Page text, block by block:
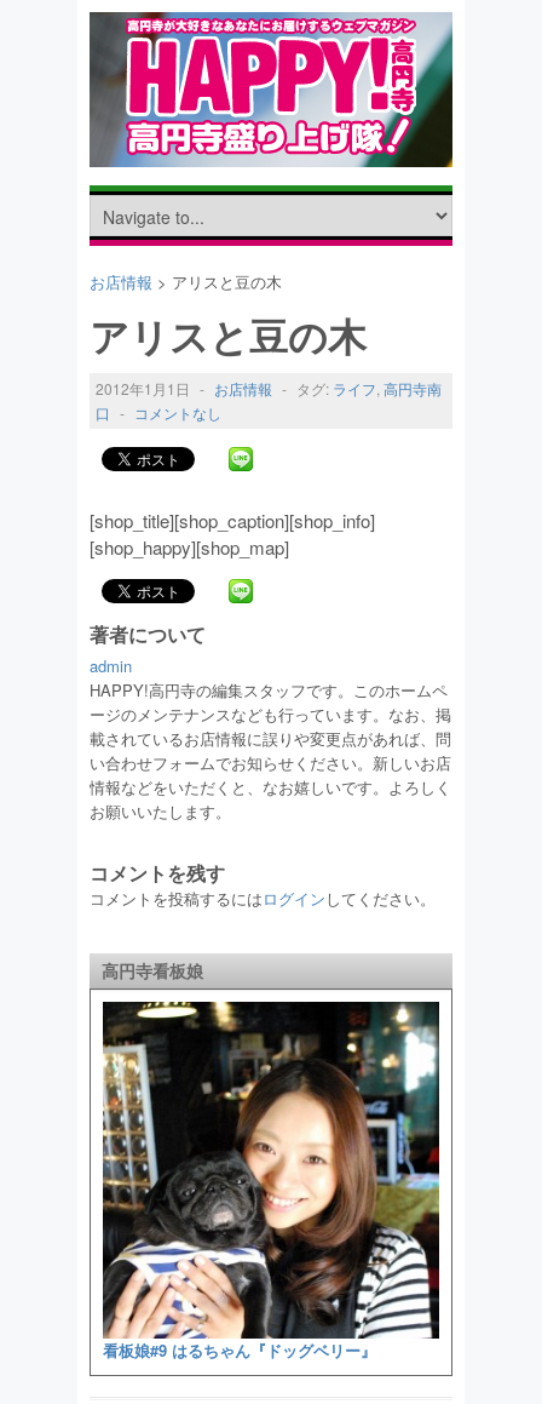
お店情報 > アリスと豆の木
アリスと豆の木
2012年1月1日 - お店情報 - タグ: ライフ, 高円寺南
口 - コメントなし
[shop_title][shop_caption][shop_info]
[shop_happy][shop_map]
著者について
admin
HAPPY!高円寺の編集スタッフです。このホームペ
ージのメンテナンスなども行っています。なお、掲
載されているお店情報に誤りや変更点があれば、問
い合わせフォームでお知らせください。新しいお店
情報などをいただくと、なお嬉しいです。よろしく
お願いいたします。
コメントを残す
コメントを投稿するにはログインしてください。
高円寺看板娘
看板娘#9 はるちゃん『ドッグベリー』